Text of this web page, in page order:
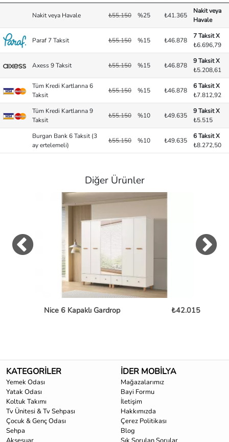
Nakit veya Havale ₺55.150 %25 ₺41.365
Nakit veya
Havale
Paraf 7 Taksit ₺55.150 %15 ₺46.878
7 Taksit X
₺6.696,79
Axess 9 Taksit ₺55.150 %15 ₺46.878
9 Taksit X
₺5.208,61
Tüm Kredi Kartlarına 6
Taksit
₺55.150 %15 ₺46.878
6 Taksit X
₺7.812,92
Tüm Kredi Kartlarına 9
Taksit
₺55.150 %10 ₺49.635
9 Taksit X
₺5.515
Burgan Bank 6 Taksit (3
ay ertelemeli)
₺55.150 %10 ₺49.635
6 Taksit X
₺8.272,50
Diğer Ürünler
Nice 6 Kapaklı Gardrop ₺42.015
KATEGORİLER
Yemek Odası
Yatak Odası
Koltuk Takımı
Tv Ünitesi & Tv Sehpası
Çocuk & Genç Odası
Sehpa
İDER MOBİLYA
Mağazalarımız
Bayi Formu
İletişim
Hakkımızda
Çerez Politikası
Blog